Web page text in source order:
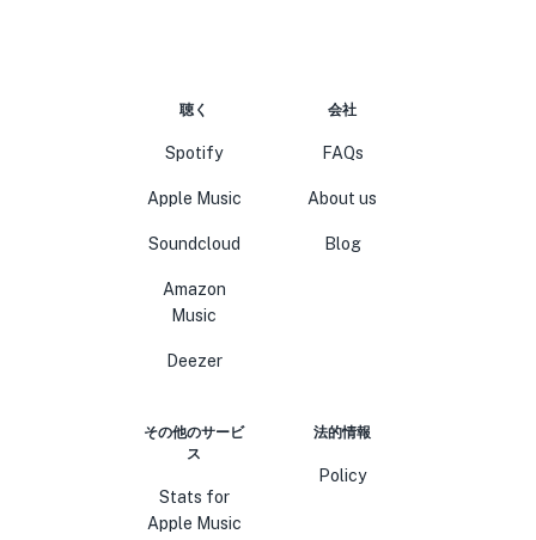
聴く
Spotify
Apple Music
Soundcloud
Amazon
Music
Deezer
会社
FAQs
About us
Blog
その他のサービ
ス
Stats for
Apple Music
法的情報
Policy